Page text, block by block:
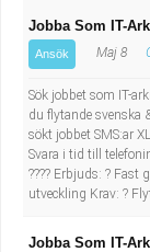
Jobba Som IT-
Ansök Maj 8
Sök jobbet som IT-
du flytande svenska
sökt jobbet SMS:ar
Svara i tid till
???? Erbjuds: ? Fast
utveckling Krav: ?
Jobba Som IT-